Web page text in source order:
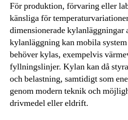
För produktion, förvaring eller
känsliga för
dimensionerade kylanläggningar
kylanläggning kan mobila
behöver kylas, exempelvis
fyllningslinjer. Kylan kan då
och belastning, samtidigt som
genom modern teknik och
drivmedel eller eldrift.